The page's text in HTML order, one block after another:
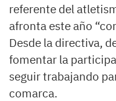
referente del
afronta este año
Desde la directiva,
fomentar la
seguir trabajando
comarca.